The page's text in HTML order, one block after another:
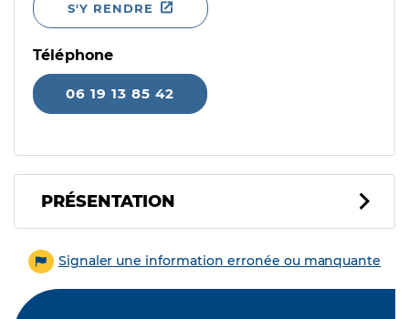
S'Y RENDRE
Téléphone
06 19 13 85 42
PRÉSENTATION
Signaler une information erronée ou manquante